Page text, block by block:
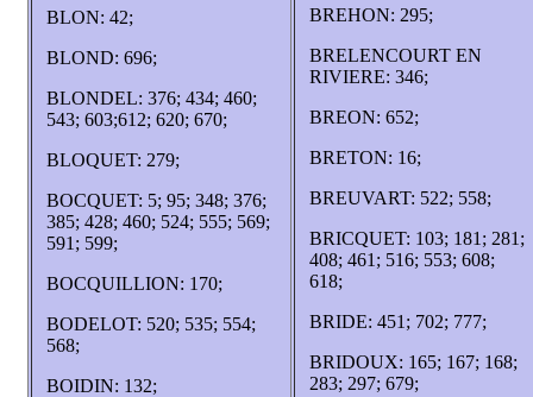
BLON: 42;
BLOND: 696;
BLONDEL: 376; 434; 460;
543; 603;612; 620; 670;
BLOQUET: 279;
BOCQUET: 5; 95; 348; 376;
385; 428; 460; 524; 555; 569;
591; 599;
BOCQUILLION: 170;
BODELOT: 520; 535; 554;
568;
BOIDIN: 132;
BREHON: 295;
BRELENCOURT EN
RIVIERE: 346;
BREON: 652;
BRETON: 16;
BREUVART: 522; 558;
BRICQUET: 103; 181; 281;
408; 461; 516; 553; 608;
618;
BRIDE: 451; 702; 777;
BRIDOUX: 165; 167; 168;
283; 297; 679;